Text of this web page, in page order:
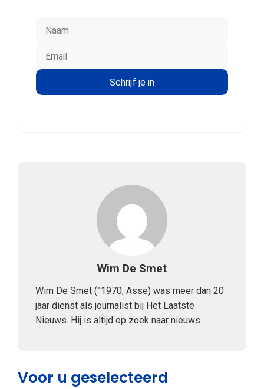
Wim De Smet
Wim De Smet (°1970, Asse) was meer dan 20
jaar dienst als journalist bij Het Laatste
Nieuws. Hij is altijd op zoek naar nieuws.
Voor u geselecteerd